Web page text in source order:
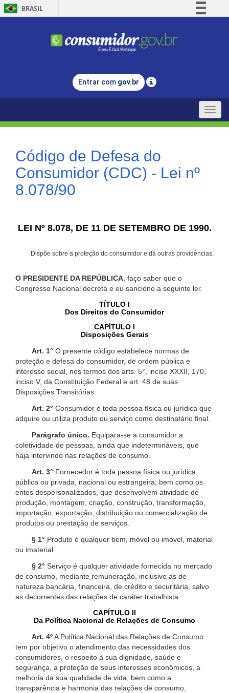
BRASIL
Comunica BR
Legislação
Entrar com gov.br
Toggle
Código de Defesa do
Consumidor (CDC) - Lei nº
8.078/90
LEI Nº 8.078, DE 11 DE SETEMBRO DE 1990.
Dispõe sobre a proteção do consumidor e dá outras providências.
O PRESIDENTE DA REPÚBLICA , faço saber que o
Congresso Nacional decreta e eu sanciono a seguinte lei:
TÍTULO I
Dos Direitos do Consumidor
CAPÍTULO I
Disposições Gerais
Art. 1° O presente código estabelece normas de
proteção e defesa do consumidor, de ordem pública e
interesse social, nos termos dos arts. 5°, inciso XXXII, 170,
inciso V, da Constituição Federal e art. 48 de suas
Disposições Transitórias.
Art. 2° Consumidor é toda pessoa física ou jurídica que
adquire ou utiliza produto ou serviço como destinatário final.
Parágrafo único. Equipara-se a consumidor a
coletividade de pessoas, ainda que indetermináveis, que
haja intervindo nas relações de consumo.
Art. 3° Fornecedor é toda pessoa física ou jurídica,
pública ou privada, nacional ou estrangeira, bem como os
entes despersonalizados, que desenvolvem atividade de
produção, montagem, criação, construção, transformação,
importação, exportação, distribuição ou comercialização de
produtos ou prestação de serviços.
§ 1° Produto é qualquer bem, móvel ou imóvel, material
ou imaterial.
§ 2° Serviço é qualquer atividade fornecida no mercado
de consumo, mediante remuneração, inclusive as de
natureza bancária, financeira, de crédito e securitária, salvo
as decorrentes das relações de caráter trabalhista.
CAPÍTULO II
Da Política Nacional de Relações de Consumo
Art. 4ºA Política Nacional das Relações de Consumo
tem por objetivo o atendimento das necessidades dos
consumidores, o respeito à sua dignidade, saúde e
segurança, a proteção de seus interesses econômicos, a
melhoria da sua qualidade de vida, bem como a
transparência e harmonia das relações de consumo,